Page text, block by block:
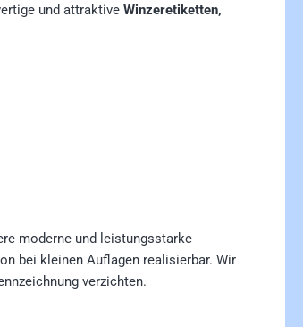
und attraktive Winzeretiketten,
moderne und leistungsstarke
bei kleinen Auflagen realisierbar. Wir
verzichten.